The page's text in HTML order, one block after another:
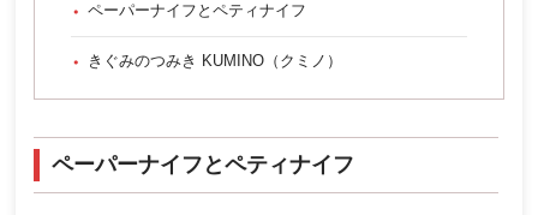
ペーパーナイフとペティナイフ
きぐみのつみき KUMINO（クミノ）
ペーパーナイフとペティナイフ